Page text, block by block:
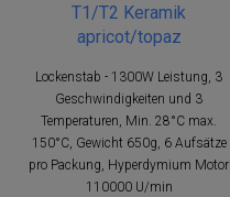
T1/T2 Keramik
apricot/topaz
Lockenstab - 1300W Leistung, 3
Geschwindigkeiten und 3
Temperaturen, Min. 28°C max.
150°C, Gewicht 650g, 6 Aufsätze
pro Packung, Hyperdymium Motor
110000 U/min